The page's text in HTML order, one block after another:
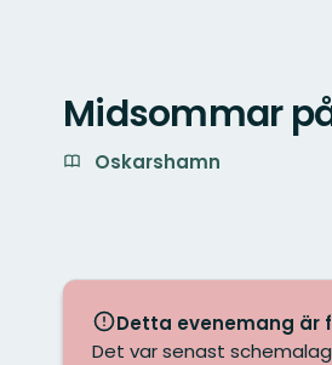
Midsommar
Oskarshamn
Detta evenemang är
Det var senast